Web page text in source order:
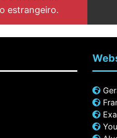
estrangeiro.